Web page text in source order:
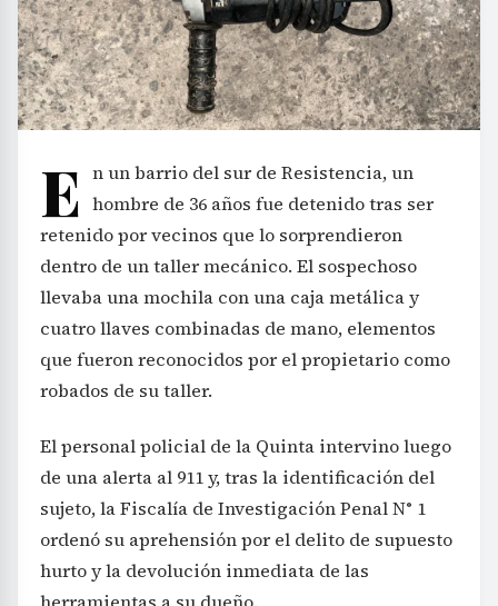
E n un barrio del sur de Resistencia, un
hombre de 36 años fue detenido tras ser
retenido por vecinos que lo sorprendieron
dentro de un taller mecánico. El sospechoso
llevaba una mochila con una caja metálica y
cuatro llaves combinadas de mano, elementos
que fueron reconocidos por el propietario como
robados de su taller.
El personal policial de la Quinta intervino luego
de una alerta al 911 y, tras la identificación del
sujeto, la Fiscalía de Investigación Penal N° 1
ordenó su aprehensión por el delito de supuesto
hurto y la devolución inmediata de las